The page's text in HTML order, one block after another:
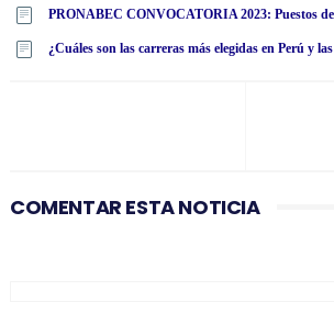
¿Cuáles son las carreras más elegidas en Perú y
COMENTAR ESTA NOTICIA